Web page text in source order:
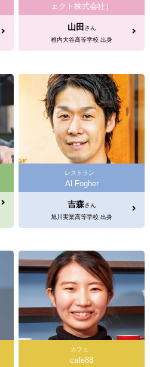
ェクト株式会社）
山田 さん
稚内大谷高等学校 出身
レストラン
Al Fogher
吉森さん
旭川実業高等学校 出身
カフェ
cafe88